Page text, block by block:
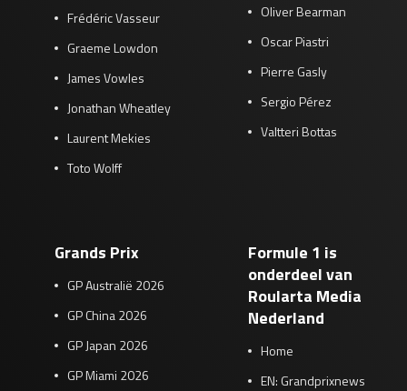
Frédéric Vasseur
Graeme Lowdon
James Vowles
Jonathan Wheatley
Laurent Mekies
Toto Wolff
Oliver Bearman
Oscar Piastri
Pierre Gasly
Sergio Pérez
Valtteri Bottas
Grands Prix
GP Australië 2026
GP China 2026
GP Japan 2026
GP Miami 2026
Formule 1 is
onderdeel van
Roularta Media
Nederland
Home
EN: Grandprixnews